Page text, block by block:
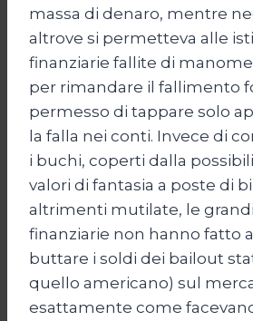
massa di denaro, mentre
altrove si permetteva alle
finanziarie fallite di
per rimandare il fallimento
permesso di tappare solo
la falla nei conti. Invece di
i buchi, coperti dalla
valori di fantasia a poste di
altrimenti mutilate, le
finanziarie non hanno fatto
buttare i soldi dei bailout
quello americano) sul
esattamente come